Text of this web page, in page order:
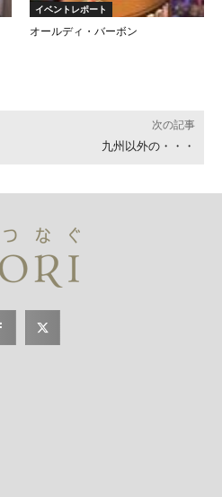
イベントレポート
オールディ・バーボン
次の記事
九州以外の・・・